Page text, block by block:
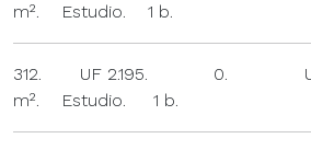
m². Estudio. 1 b.
312. UF 2.195. 0. UF
m². Estudio. 1 b.